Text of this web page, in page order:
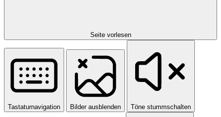
Seite vorlesen
Tastaturnavigation Bilder ausblenden Töne stummschalten